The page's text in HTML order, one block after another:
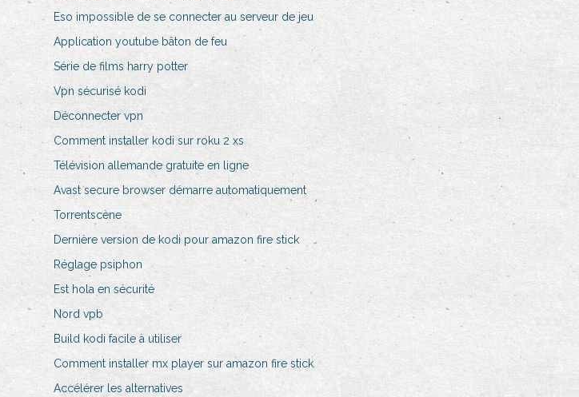
Eso impossible de se connecter au serveur de jeu
Application youtube bâton de feu
Série de films harry potter
Vpn sécurisé kodi
Déconnecter vpn
Comment installer kodi sur roku 2 xs
Télévision allemande gratuite en ligne
Avast secure browser démarre automatiquement
Torrentscène
Dernière version de kodi pour amazon fire stick
Réglage psiphon
Est hola en sécurité
Nord vpb
Build kodi facile à utiliser
Comment installer mx player sur amazon fire stick
Accélérer les alternatives